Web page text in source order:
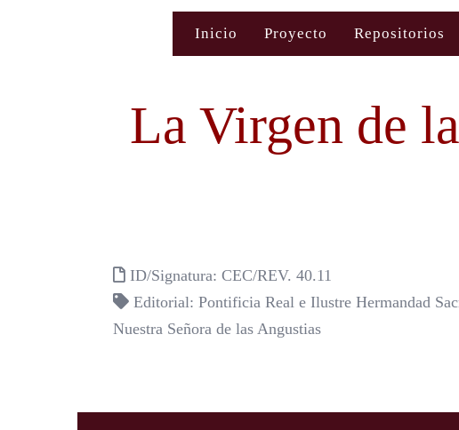
Inicio Proyecto Repositorios
La Virgen de
ID/Signatura: CEC/REV. 40.11
Editorial: Pontificia Real e Ilustre Hermandad
Nuestra Señora de las Angustias